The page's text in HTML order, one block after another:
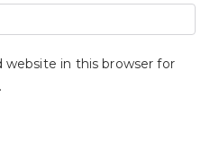
website in this browser for